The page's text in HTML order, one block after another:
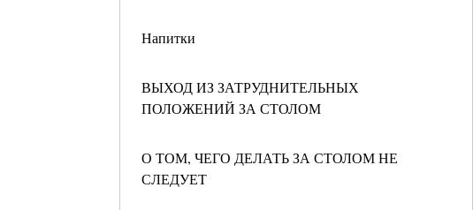
Напитки
ВЫХОД ИЗ ЗАТРУДНИТЕЛЬНЫХ
ПОЛОЖЕНИЙ ЗА СТОЛОМ
О ТОМ, ЧЕГО ДЕЛАТЬ ЗА СТОЛОМ НЕ
СЛЕДУЕТ